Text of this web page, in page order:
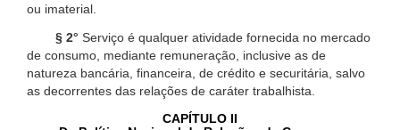
ou imaterial.
§ 2° Serviço é qualquer atividade fornecida no mercado
de consumo, mediante remuneração, inclusive as de
natureza bancária, financeira, de crédito e securitária, salvo
as decorrentes das relações de caráter trabalhista.
CAPÍTULO II